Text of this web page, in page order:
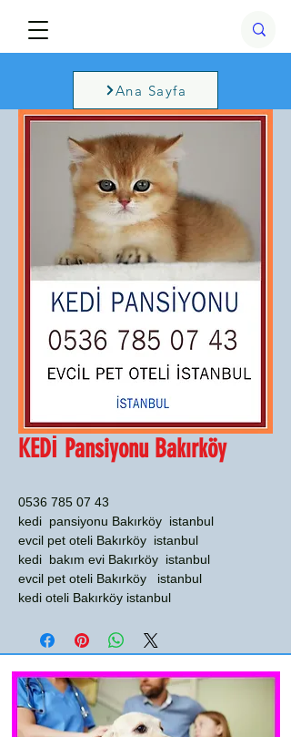
Ana Sayfa
KEDİ Pansiyonu Bakırköy
0536 785 07 43
kedi pansiyonu Bakırköy istanbul
evcil pet oteli Bakırköy istanbul
kedi bakım evi Bakırköy istanbul
evcil pet oteli Bakırköy istanbul
kedi oteli Bakırköy istanbul